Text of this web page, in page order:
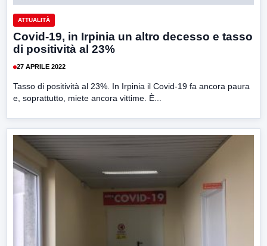
ATTUALITÀ
Covid-19, in Irpinia un altro decesso e tasso
di positività al 23%
27 APRILE 2022
Tasso di positività al 23%. In Irpinia il Covid-19 fa ancora paura
e, soprattutto, miete ancora vittime. È...